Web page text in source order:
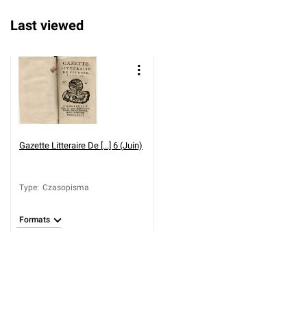
Last viewed
Gazette Litteraire De [...] 6 (Juin)
Type: Czasopisma
Formats